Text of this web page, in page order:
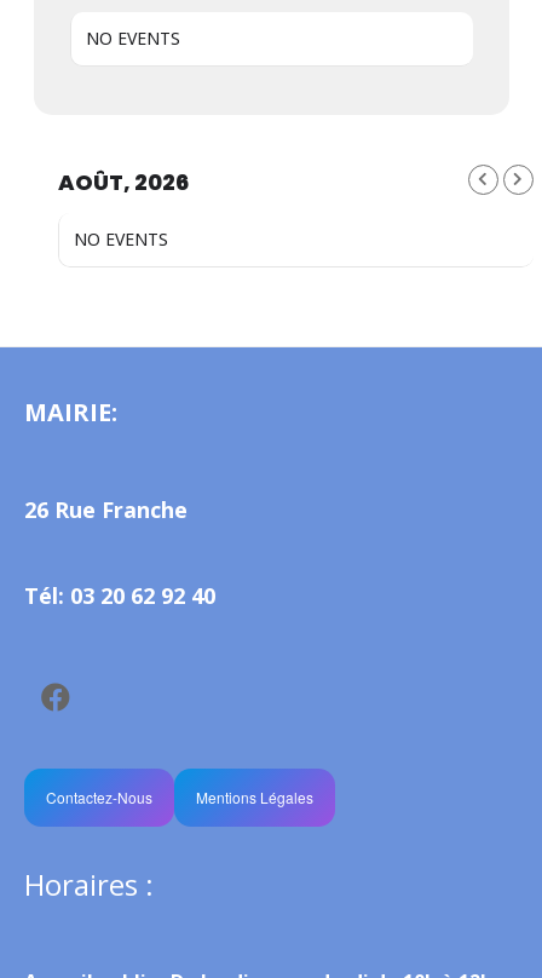
NO EVENTS
AOÛT, 2026
NO EVENTS
MAIRIE:
26 Rue Franche
Tél: 03 20 62 92 40
Contactez-Nous Mentions Légales
Horaires :